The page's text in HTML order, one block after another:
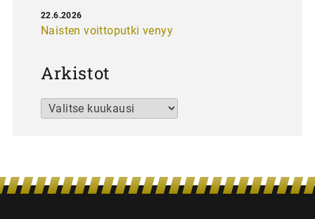
Naisten voittoputki venyy
22.6.2026
Arkistot
Arkistot